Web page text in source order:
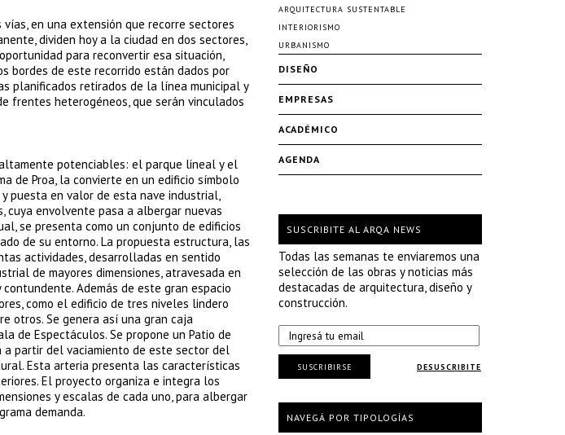
en una extensión que recorre sectores
dividen hoy a la ciudad en dos sectores,
para reconvertir esa situación,
bordes de este recorrido están dados por
planificados retirados de la línea municipal y
frentes heterogéneos, que serán vinculados
potenciables: el parque lineal y el
de Proa, la convierte en un edificio símbolo
puesta en valor de esta nave industrial,
cuya envolvente pasa a albergar nuevas
se presenta como un conjunto de edificios
de su entorno. La propuesta estructura, las
actividades, desarrolladas en sentido
de mayores dimensiones, atravesada en
Además de este gran espacio
como el edificio de tres niveles lindero
otros. Se genera así una gran caja
de Espectáculos. Se propone un Patio de
a partir del vaciamiento de este sector del
Esta arteria presenta las características
El proyecto organiza e integra los
y escalas de cada uno, para albergar
demanda.
ARQUITECTURA SUSTENTABLE
INTERIORISMO
URBANISMO
DISEÑO
EMPRESAS
ACADÉMICO
AGENDA
SUSCRIBITE AL ARQA NEWS
Todas las semanas te enviaremos una
selección de las obras y noticias más
destacadas de arquitectura, diseño y
construcción.
DESUSCRIBITE
SUSCRIBIRSE
NAVEGÁ POR TIPOLOGÍAS